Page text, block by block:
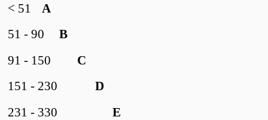
A
< 51
B
51 - 90
C
91 - 150
D
151 - 230
E
231 - 330